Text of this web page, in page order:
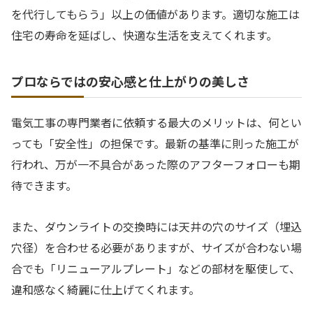
を代行してもらう」以上の価値があります。適切な施工は
住宅の寿命を延ばし、快適な生活を支えてくれます。
プロならではの安心感と仕上がりの美しさ
電気工事の専門業者に依頼する最大のメリットは、何とい
っても「安全性」の担保です。最新の基準に則った施工が
行われ、万が一不具合があった際のアフターフォローも期
待できます。
また、ダウンライトの交換時には天井の穴のサイズ（埋込
穴径）を合わせる必要がありますが、サイズが合わない場
合でも「リニューアルプレート」などの部材を駆使して、
違和感なく綺麗に仕上げてくれます。